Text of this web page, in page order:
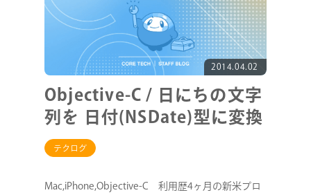
2014.04.02
Objective-C / 日にちの文字
列を 日付(NSDate)型に変換
テクログ
Mac,iPhone,Objective-C 利用歴4ヶ月の新米プロ